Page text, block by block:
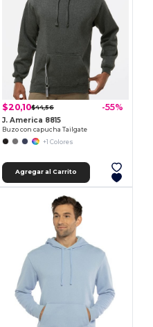
$20,10$44,56 -55%
J. America 8815
Buzo con capucha Tailgate
+1 Colores
Agregar al Carrito